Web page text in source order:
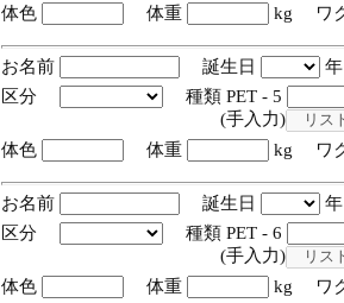
体色
体重 kg ワ
お名前 誕生日
区分
種類 PET - 5
(手入力)
体色
体重 kg ワ
お名前 誕生日
区分
種類 PET - 6
(手入力)
体色
体重 kg ワ